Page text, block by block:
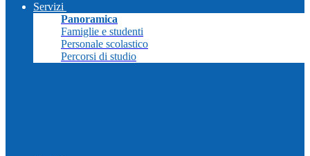
Servizi
Panoramica
Famiglie e studenti
Personale scolastico
Percorsi di studio